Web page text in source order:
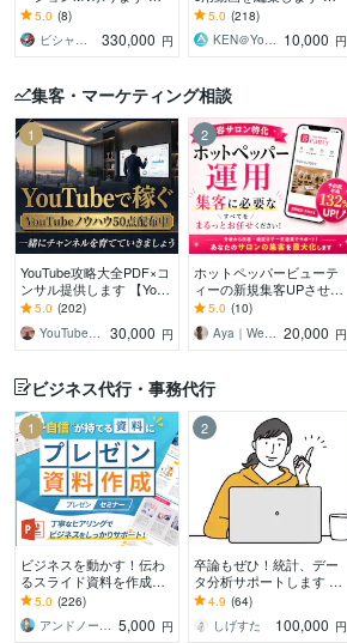
曲の魅力と作品性を引き
出すアニメーションMVを
制作します
5.0 (8)
ビシャモンベイベー
330,000 円
0,000円でクオリティの高
い動画】作成します！
5.0 (218)
KEN＠YouTube運用代行 10,000 円
集客・マーケティング相談
1
YouTube攻略大全PDF×コ
ンサル提供します 【YouT
ube攻略教材】とコンサル
であなたのCHを伸ばす！
5.0 (202)
30,000 円
2
ホットペッパービューテ
ィーの新規集客UPさせま
す “掲載しているだけ”の
ホットペッパー、卒業し
ませんか？
5.0 (10)
20,000 円
ビジネス代行・事務代行
1
ビジネスを動かす！伝わ
るスライド資料を作成し
ます 営業資料・プレゼン
資料・企画書・セミナー
資料のパワポ作成
5.0 (226)
アンドノーツ｜スライドデザイナー 5,000 円
2
卒論もぜひ！統計、デー
タ分析サポートします 卒
論お困りの方！絶対卒業
したい！締切ギリギリで
も対応
4.9 (64)
しげすた
100,000 円